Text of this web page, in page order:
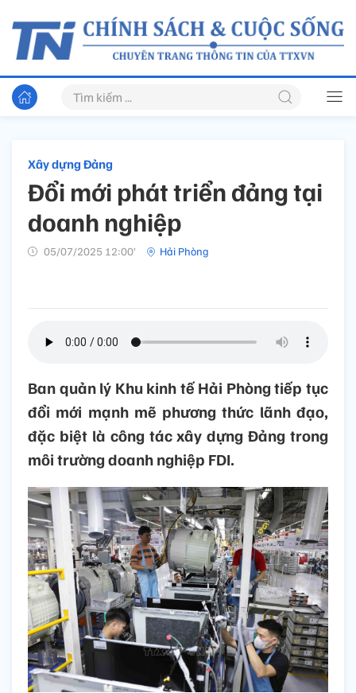
Xây dựng Đảng
Đổi mới phát triển đảng tại
doanh nghiệp
05/07/2025 12:00’ Hải Phòng
Ban quản lý Khu kinh tế Hải Phòng tiếp tục
đổi mới mạnh mẽ phương thức lãnh đạo,
đặc biệt là công tác xây dựng Đảng trong
môi trường doanh nghiệp FDI.